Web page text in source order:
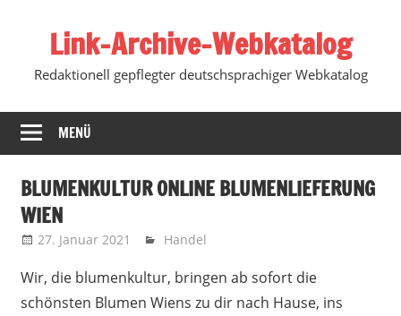
springenLink-Archive-Webkatalog
Redaktionell gepflegter deutschsprachiger Webkatalog
MENÜ
BLUMENKULTUR ONLINE BLUMENLIEFERUNG
WIEN
27. Januar 2021 Marko
Handel
Wir, die blumenkultur, bringen ab sofort die
schönsten Blumen Wiens zu dir nach Hause, ins